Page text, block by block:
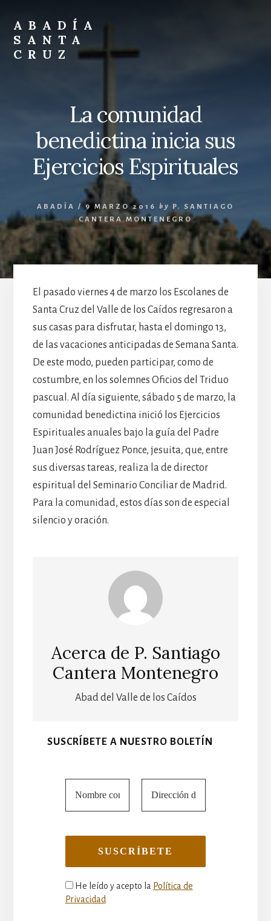
content
footer
ABADÍA
SANTA
CRUZ
La comunidad
benedictina inicia sus
Ejercicios Espirituales
ABADÍA / 9 MARZO 2016 by
P. SANTIAGO
CANTERA MONTENEGRO
El pasado viernes 4 de marzo los Escolanes de
Santa Cruz del Valle de los Caídos regresaron a
sus casas para disfrutar, hasta el domingo 13,
de las vacaciones anticipadas de Semana Santa.
De este modo, pueden participar, como de
costumbre, en los solemnes Oficios del Triduo
pascual. Al día siguiente, sábado 5 de marzo, la
comunidad benedictina inició los Ejercicios
Espirituales anuales bajo la guía del Padre
Juan José Rodríguez Ponce, jesuita, que, entre
sus diversas tareas, realiza la de director
espiritual del Seminario Conciliar de Madrid.
Para la comunidad, estos días son de especial
silencio y oración.
Acerca de P. Santiago
Cantera Montenegro
Abad del Valle de los Caídos
SUSCRÍBETE A NUESTRO BOLETÍN
He leído y acepto la Política de
Privacidad